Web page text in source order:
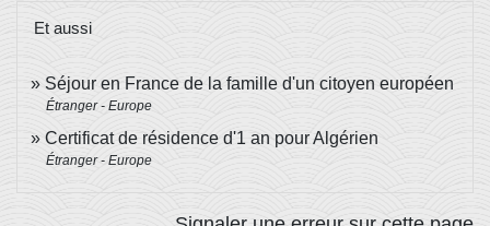
Et aussi
Séjour en France de la famille d'un citoyen européen
Étranger - Europe
Certificat de résidence d'1 an pour Algérien
Étranger - Europe